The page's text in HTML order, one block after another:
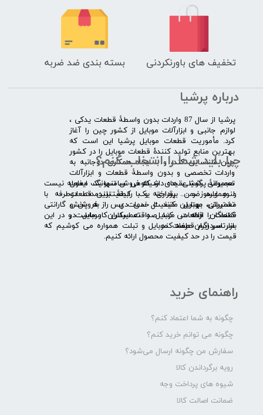
تخفیف های باورنکردنی بسته بندی ضد ضربه
درباره پرشیا
​پرشیا از سال 87 واردات بدون واسطۀ قطعات یدکی ،
لوازم جانبی و ابزارآلات موبایل از کشور چین را آغاز
کرد. مأموریت قطعات موبایل پرشیا این است که
بهترین منابع تولید کنندۀ قطعات موبایل را در کشور
چین شناسایی کند، و با ایجاد همکاری دوجانبه به
واردات تخصصی و بدون واسطۀ قطعات و ابزارآلات
تعمیراتی گوشی های شیائومی سامسونگ ایفون
لنوو ایسوز و .... پرداخته و با کیفیت­ترین قطعات
تعمیراتی موبایل مانند ال سی دی را به پخش
کنندگان قطعات موبایل و تعمیرکاران موبایل در
سرتاسر ایران عرضه کند.
راهنمای خرید
چگونه به شما اعتماد کنم؟
چگونه می توانم خرید کنم؟
سفارش من چگونه ارسال می‌شود؟
رویه برگرداندن کالا
شیوه های پرداخت وجه
ضمانت اصالت کالا
چرا باید شما را انتخاب کنم؟
​​ ​مجموعۀ پرشیا عقیده دارد که فروش تنها یک معامله نیست
و همواره ضمن برقراری یک رابطۀ بلندمدت دوطرفه با
مشتریان، بهترین کیفیت خدمات پس از فروش و گارانتی
قطعات را ارائه می­ کند. صداقت اساس کار ماست و در این
بازار سردرگم قطعات موبایل و تبلت همواره می کوشیم که
قیمت را در حد کیفیت محصول ارائه کنیم.